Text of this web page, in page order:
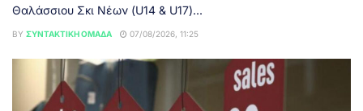
Θαλάσσιου Σκι Νέων (U14 & U17)...
BY ΣΥΝΤΑΚΤΙΚΉ ΟΜΆΔΑ 07/08/2026, 11:25